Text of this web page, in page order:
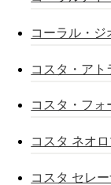
コーラル・ジ
コスタ・アト
コスタ・フォ
コスタ ネオ
コスタ セレ